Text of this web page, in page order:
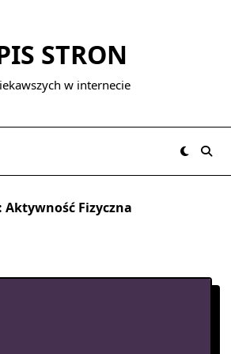
STRON
w internecie
Aktywność Fizyczna